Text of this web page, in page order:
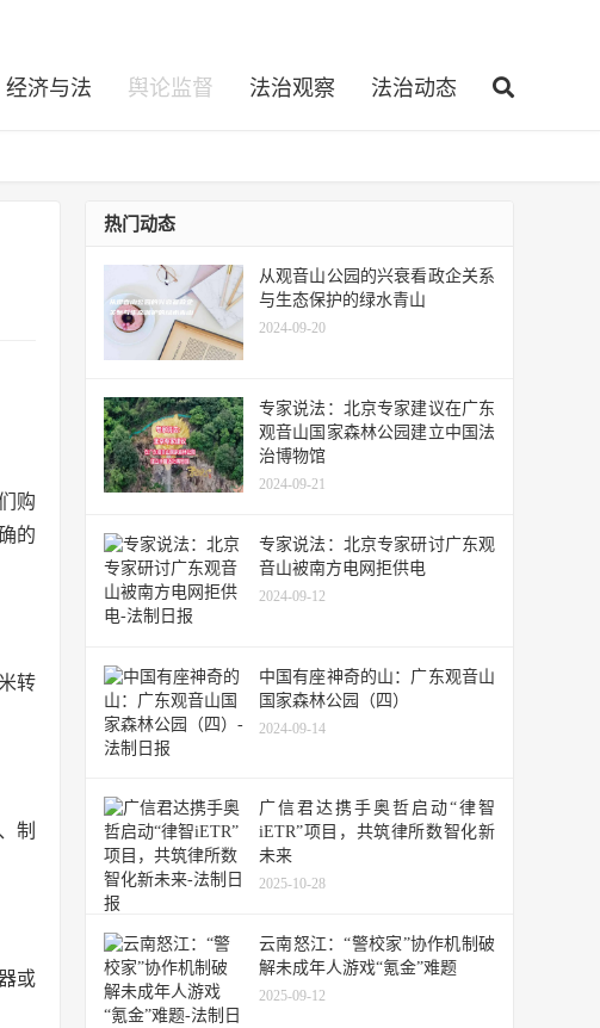
经济与法 舆论监督 法治观察 法治动态
购
的
转
制
或
热门动态
从观音山公园的兴衰看政企关系
与生态保护的绿水青山
2024-09-20
专家说法：北京专家建议在广东
观音山国家森林公园建立中国法
治博物馆
2024-09-21
专家说法：北京专家研讨广东观
音山被南方电网拒供电
2024-09-12
中国有座神奇的山：广东观音山
国家森林公园（四）
2024-09-14
广信君达携手奥哲启动“律智
iETR”项目，共筑律所数智化新
未来
2025-10-28
云南怒江：“警校家”协作机制破
解未成年人游戏“氪金”难题
2025-09-12